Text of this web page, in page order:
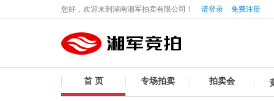
您好，欢迎来到湖南湘军拍卖有限公司！ 请登录 免费注册
首 页 专场拍卖 拍卖会